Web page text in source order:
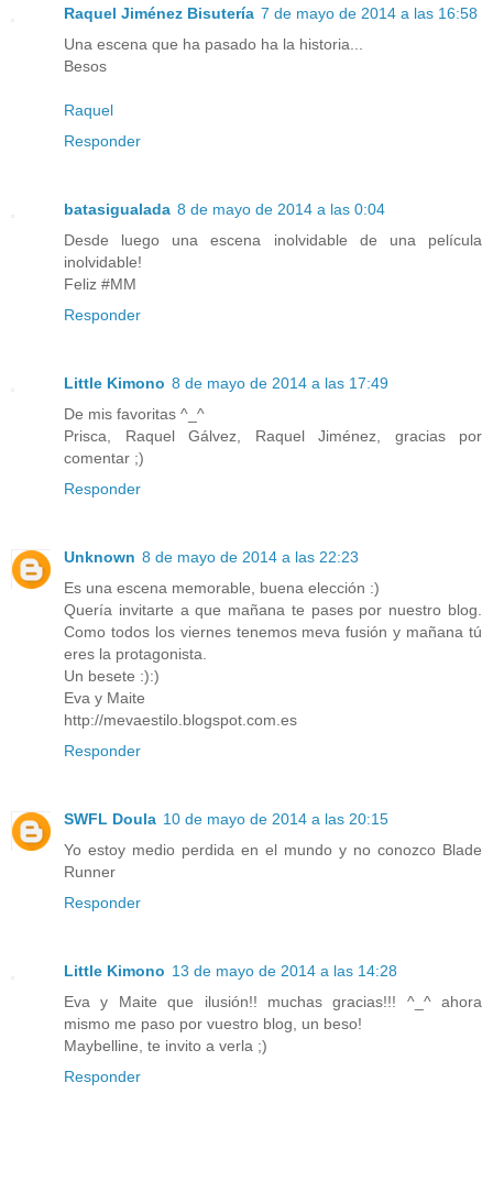
Raquel Jiménez Bisutería 7 de mayo de 2014 a las 16:58
Una escena que ha pasado ha la historia...
Besos
Raquel
Responder
batasigualada 8 de mayo de 2014 a las 0:04
Desde luego una escena inolvidable de una película
inolvidable!
Feliz #MM
Responder
Little Kimono 8 de mayo de 2014 a las 17:49
De mis favoritas ^_^
Prisca, Raquel Gálvez, Raquel Jiménez, gracias por
comentar ;)
Responder
Unknown 8 de mayo de 2014 a las 22:23
Es una escena memorable, buena elección :)
Quería invitarte a que mañana te pases por nuestro blog.
Como todos los viernes tenemos meva fusión y mañana tú
eres la protagonista.
Un besete :):)
Eva y Maite
http://mevaestilo.blogspot.com.es
Responder
SWFL Doula 10 de mayo de 2014 a las 20:15
Yo estoy medio perdida en el mundo y no conozco Blade
Runner
Responder
Little Kimono 13 de mayo de 2014 a las 14:28
Eva y Maite que ilusión!! muchas gracias!!! ^_^ ahora
mismo me paso por vuestro blog, un beso!
Maybelline, te invito a verla ;)
Responder